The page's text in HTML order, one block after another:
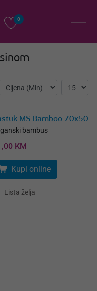
0
MS Bamboo 70x50
bambus
KM
Kupi online
Lista želja